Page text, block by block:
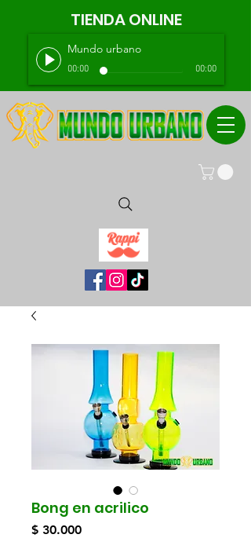
TIENDA ONLINE
Mundo urbano
00:00 00:00
Bong en acrilico
$ 30.000Precio